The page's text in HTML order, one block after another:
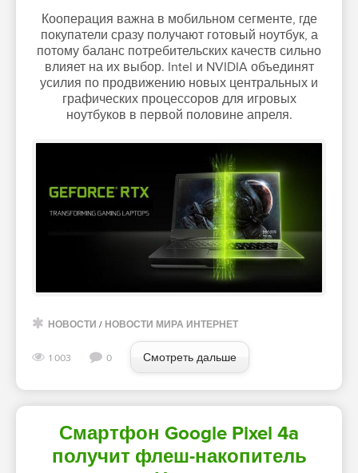
Кооперация важна в мобильном сегменте, где
покупатели сразу получают готовый ноутбук, а
потому баланс потребительских качеств сильно
влияет на их выбор. Intel и NVIDIA объединят
усилия по продвижению новых центральных и
графических процессоров для игровых
ноутбуков в первой половине апреля.
НОВОСТИ / НОВОСТИ МИРА ИНТЕРНЕТ
1 003 0 Смотреть дальше
Смартфон Google Pixel 4a
получит флеш-накопитель